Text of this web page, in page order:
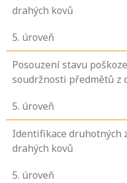
drahých kovů
5. úroveň
Posouzení stavu
soudržnosti předmětů z
5. úroveň
Identifikace druhotných
drahých kovů
5. úroveň